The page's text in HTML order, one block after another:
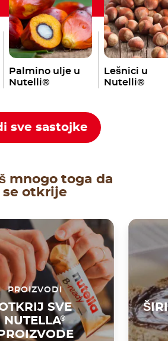
Palmino ulje u
Nutelli®
Lešnici u
Nutelli®
sve sastojke
mnogo toga da
se otkrije
PROIZVODI
SVE
NUTELLA®
PROIZVODE